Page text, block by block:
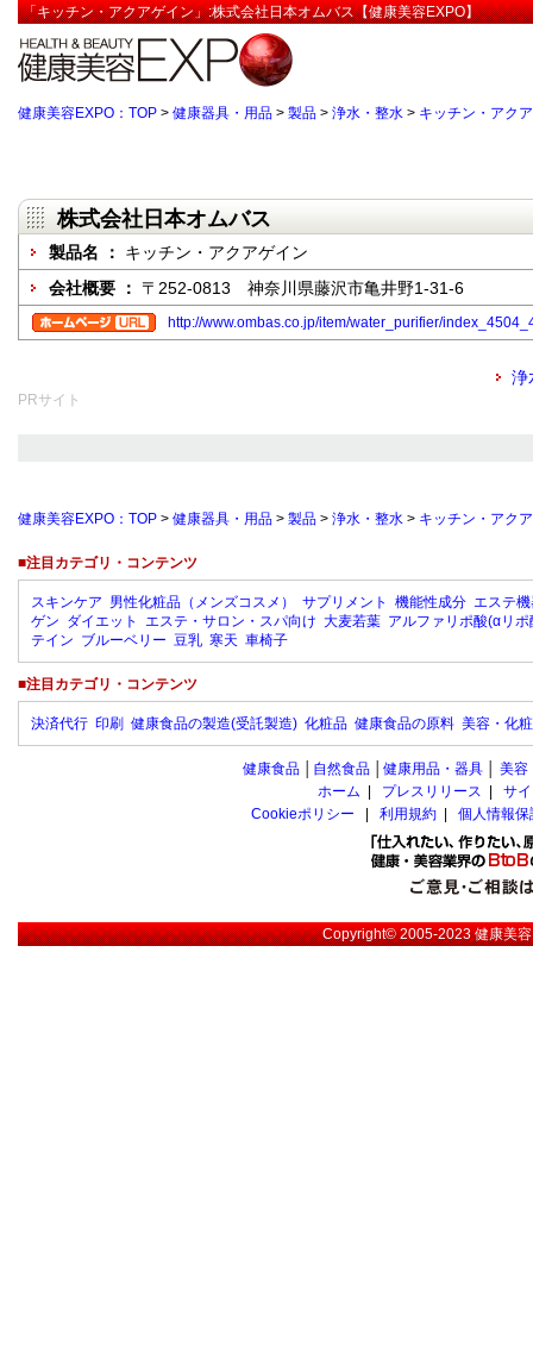
「キッチン・アクアゲイン」:株式会社日本オムバス【健康美容EXPO】
健康美容EXPO：TOP > 健康器具・用品 > 製品 > 浄水・整水 > キッチン・アク
株式会社日本オムバス
製品名 ： キッチン・アクアゲイン
会社概要 ： 〒252-0813 神奈川県藤沢市亀井野1-31-6
http://www.ombas.co.jp/item/water_purifier/
浄
PRサイト
健康美容EXPO：TOP > 健康器具・用品 > 製品 > 浄水・整水 > キッチン・アク
■注目カテゴリ・コンテンツ
スキンケア 男性化粧品（メンズコスメ） サプリメント 機能性成分 エステ
ゲン ダイエット エステ・サロン・スパ向け 大麦若葉 アルファリポ酸(αリポ
テイン ブルーベリー 豆乳 寒天 車椅子
■注目カテゴリ・コンテンツ
決済代行 印刷 健康食品の製造(受託製造) 化粧品 健康食品の原料 美容・化
健康食品 自然食品 健康用品・器具 美容
ホーム
プレスリリース
サ
Cookieポリシー
利用規約 個人情報
Copyright© 2005-2023健康美